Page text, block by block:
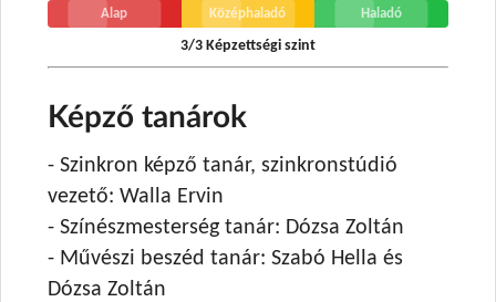
Alap Középhaladó Haladó
3/3 Képzettségi szint
Képző tanárok
- Szinkron képző tanár, szinkronstúdió
vezető: Walla Ervin
- Színészmesterség tanár: Dózsa Zoltán
- Művészi beszéd tanár: Szabó Hella és
Dózsa Zoltán